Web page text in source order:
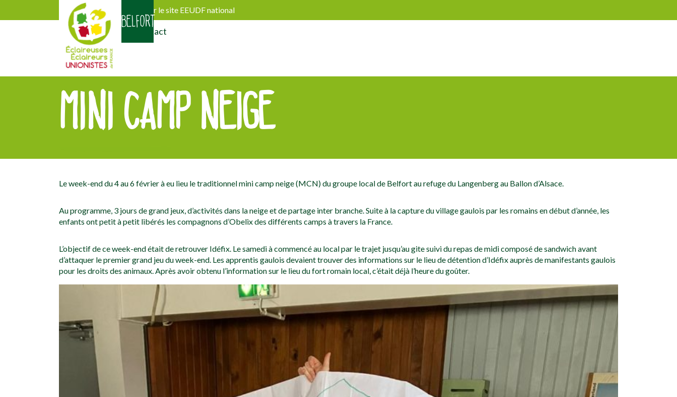
BELFORT
Découvrir le site EEUDF national
ActivitésActualités Contact
MINI CAMP NEIGE
Le week-end du 4 au 6 février à eu lieu le traditionnel mini camp neige (MCN) du groupe local de Belfort au refuge du Langenberg au Ballon d’Alsace.
Au programme, 3 jours de grand jeux, d’activités dans la neige et de partage inter branche. Suite à la capture du village gaulois par les romains en début d’année, les
enfants ont petit à petit libérés les compagnons d’Obelix des différents camps à travers la France.
L’objectif de ce week-end était de retrouver Idéfix. Le samedi à commencé au local par le trajet jusqu’au gite suivi du repas de midi composé de sandwich avant
d’attaquer le premier grand jeu du week-end. Les apprentis gaulois devaient trouver des informations sur le lieu de détention d’Idéfix auprès de manifestants gaulois
pour les droits des animaux. Après avoir obtenu l’information sur le lieu du fort romain local, c’était déjà l’heure du goûter.